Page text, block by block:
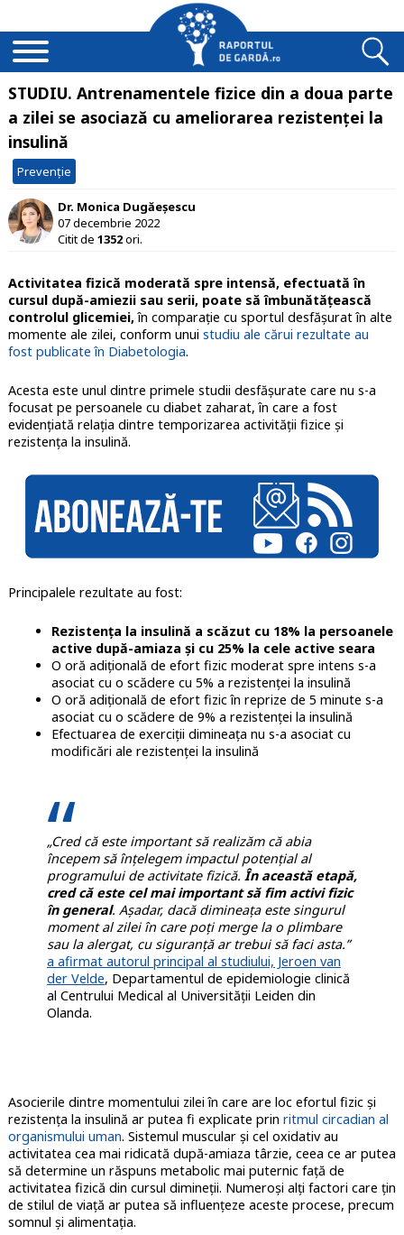
STUDIU. Antrenamentele fizice din a doua parte
a zilei se asociază cu ameliorarea rezistenţei la
insulină
Prevenție
Dr. Monica Dugăeșescu
07 decembrie 2022
Citit de 1352ori.
Activitatea fizică moderată spre intensă, efectuată în
cursul după-amiezii sau serii, poate să îmbunătăţească
controlul glicemiei,în comparaţie cu sportul desfăşurat în alte
momente ale zilei, conform unui studiu ale cărui rezultate au
fost publicate în Diabetologia.
Acesta este unul dintre primele studii desfăşurate care nu s-a
focusat pe persoanele cu diabet zaharat, în care a fost
evidenţiată relaţia dintre temporizarea activităţii fizice şi
rezistenţa la insulină.
Principalele rezultate au fost:
Rezistența la insulină a scăzut cu 18% la persoanele
active după-amiaza și cu 25% la cele active seara
O oră adițională de efort fizic moderat spre intens s-a
asociat cu o scădere cu 5% a rezistenței la insulină
O oră adițională de efort fizic în reprize de 5 minute s-a
asociat cu o scădere de 9% a rezistenței la insulină
Efectuarea de exerciții dimineața nu s-a asociat cu
modificări ale rezistenței la insulină
„Cred că este important să realizăm că abia
începem să înțelegem impactul potențial al
programului de activitate fizică. În această etapă,
cred că este cel mai important să fim activi fizic
în general. Așadar, dacă dimineața este singurul
moment al zilei în care poţi merge la o plimbare
sau la alergat, cu siguranță ar trebui să faci asta.”
a afirmat autorul principal al studiului, Jeroen van
der Velde, Departamentul de epidemiologie clinică
al Centrului Medical al Universității Leiden din
Olanda.
Asocierile dintre momentului zilei în care are loc efortul fizic şi
rezistenţa la insulină ar putea fi explicate prin ritmul circadian al
organismului uman. Sistemul muscular și cel oxidativ au
activitatea cea mai ridicată după-amiaza târzie, ceea ce ar putea
să determine un răspuns metabolic mai puternic față de
activitatea fizică din cursul dimineții. Numeroși alți factori care țin
de stilul de viață ar putea să influențeze aceste procese, precum
somnul și alimentația.